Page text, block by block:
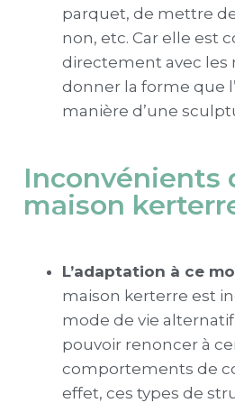
parquet, de mettre
non, etc. Car elle est
directement avec les
donner la forme que
manière d’une
Inconvénients
maison
L’adaptation à ce
maison kerterre est
mode de vie
pouvoir renoncer à
comportements de
effet, ces types de